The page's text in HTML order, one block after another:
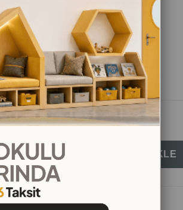
İNDIRIM
(KDV Dahil)
(KDV Dahil)
başlayan taksitlerle